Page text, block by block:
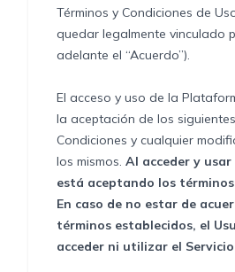
Términos y Condiciones de
quedar legalmente vinculado
adelante el “Acuerdo”).
El acceso y uso de la
la aceptación de los
Condiciones y cualquier
los mismos. Al acceder y
está aceptando los
En caso de no estar de
términos establecidos, el
acceder ni utilizar el